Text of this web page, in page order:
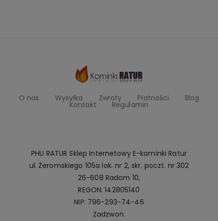
O nas Wysyłka Zwroty Płatności Blog
Kontakt Regulamin
PHU RATUR Sklep Internetowy E-kominki Ratur
ul. Żeromskiego 105a lok. nr 2, skr. poczt. nr 302
26-608 Radom 10,
REGON: 142805140
NIP: 796-293-74-46
Zadzwoń: